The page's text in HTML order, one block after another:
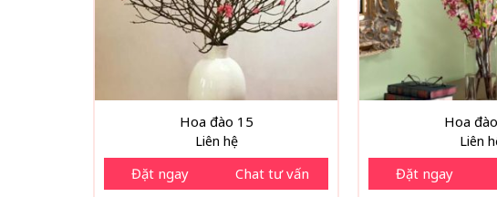
Hoa đào 15
Liên hệ
Đặt ngay Chat tư vấn
Hoa
Liên
Đặt ngay